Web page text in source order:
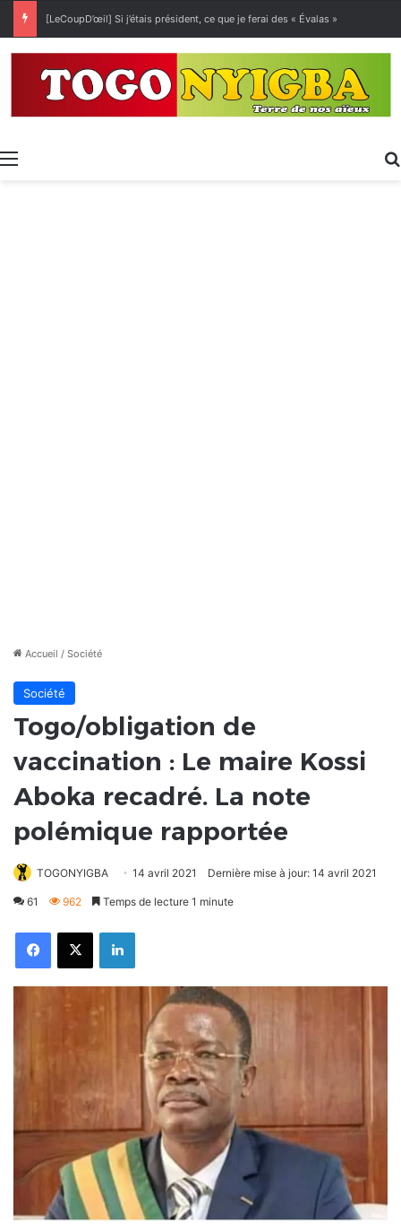
[LeCoupD’œil] Si j’étais président, ce que je ferai des « Évalas »
Menu
Accueil / Société
Société
Togo/obligation de
vaccination : Le maire Kossi
Aboka recadré. La note
polémique rapportée
TOGONYIGBA 14 avril 2021 Dernière mise à jour: 14 avril 2021
61 962 Temps de lecture 1 minute
FacebookX Linkedin